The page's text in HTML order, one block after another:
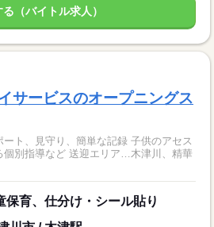
（バイトル求人）
サービスのオープニングス
ート、見守り、簡単な記録 子供のアセス
個別指導など 送迎エリア…木津川、精華
保育、仕分け・シール貼り